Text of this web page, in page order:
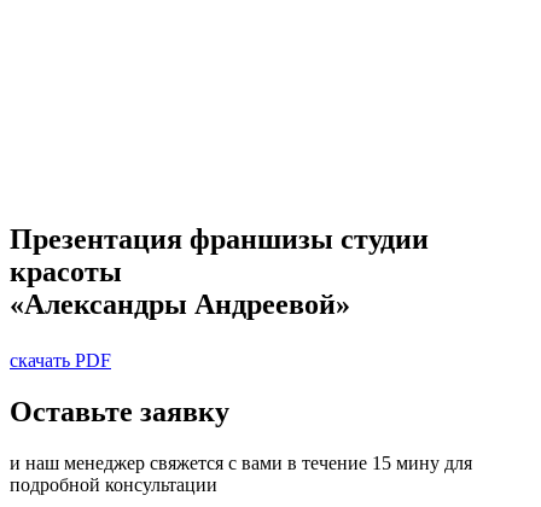
Презентация франшизы студии
красоты
«Александры Андреевой»
скачать PDF
Оставьте заявку
и наш менеджер свяжется с вами в течение 15 мину для
подробной консультации